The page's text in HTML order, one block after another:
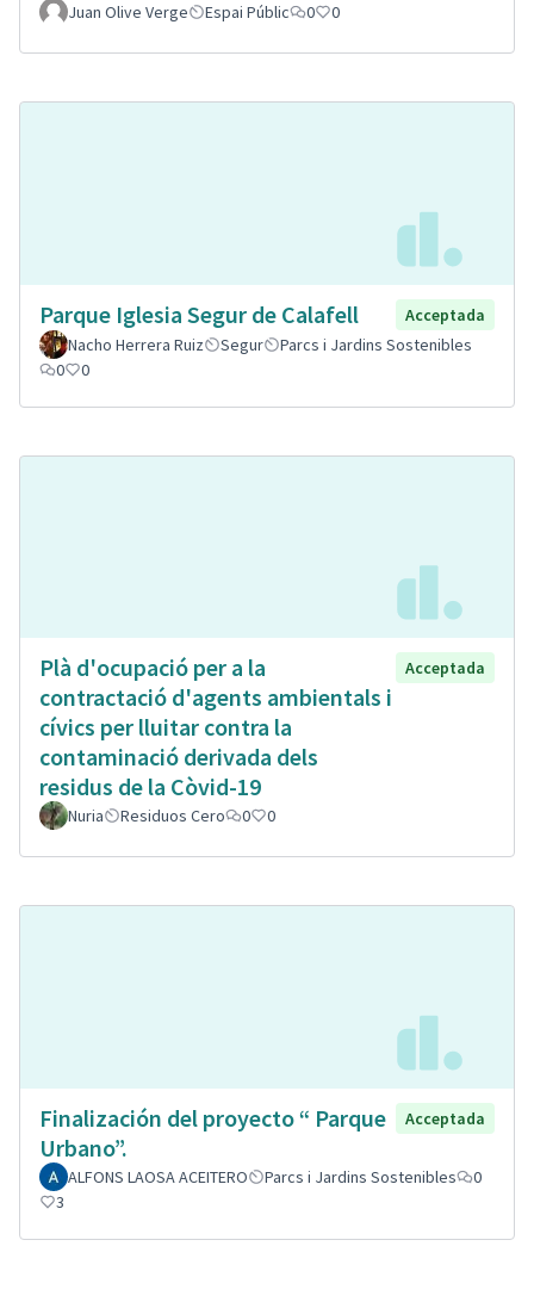
Juan Olive Verge
Espai Públic 0 0
Parque Iglesia Segur de Calafell
Acceptada
Nacho Herrera Ruiz
Segur
Parcs i Jardins Sostenibles
0
0
Plà d'ocupació per a la
contractació d'agents ambientals i
cívics per lluitar contra la
contaminació derivada dels
residus de la Còvid-19
Acceptada
Nuria Residuos Cero 0 0
Finalización del proyecto “ Parque
Urbano”.
Acceptada
ALFONS LAOSA ACEITERO Parcs i Jardins Sostenibles
0
3